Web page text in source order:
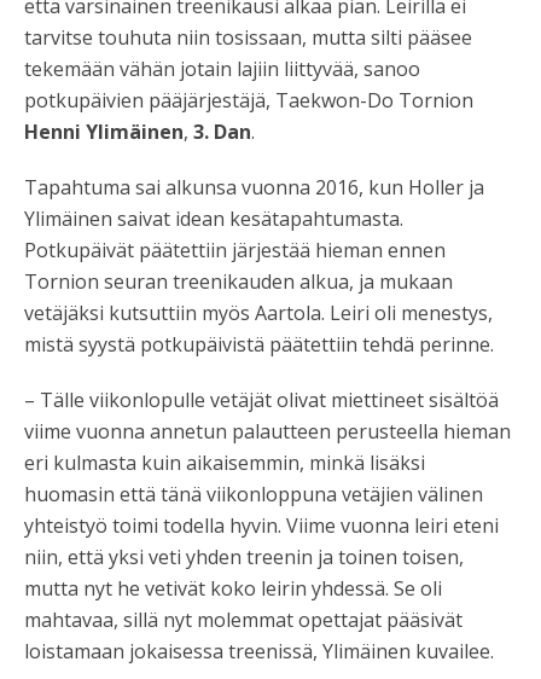
että varsinainen treenikausi alkaa pian. Leirillä ei
tarvitse touhuta niin tosissaan, mutta silti pääsee
tekemään vähän jotain lajiin liittyvää, sanoo
potkupäivien pääjärjestäjä, Taekwon-Do Tornion
Henni Ylimäinen, 3. Dan.
Tapahtuma sai alkunsa vuonna 2016, kun Holler ja
Ylimäinen saivat idean kesätapahtumasta.
Potkupäivät päätettiin järjestää hieman ennen
Tornion seuran treenikauden alkua, ja mukaan
vetäjäksi kutsuttiin myös Aartola. Leiri oli menestys,
mistä syystä potkupäivistä päätettiin tehdä perinne.
– Tälle viikonlopulle vetäjät olivat miettineet sisältöä
viime vuonna annetun palautteen perusteella hieman
eri kulmasta kuin aikaisemmin, minkä lisäksi
huomasin että tänä viikonloppuna vetäjien välinen
yhteistyö toimi todella hyvin. Viime vuonna leiri eteni
niin, että yksi veti yhden treenin ja toinen toisen,
mutta nyt he vetivät koko leirin yhdessä. Se oli
mahtavaa, sillä nyt molemmat opettajat pääsivät
loistamaan jokaisessa treenissä, Ylimäinen kuvailee.